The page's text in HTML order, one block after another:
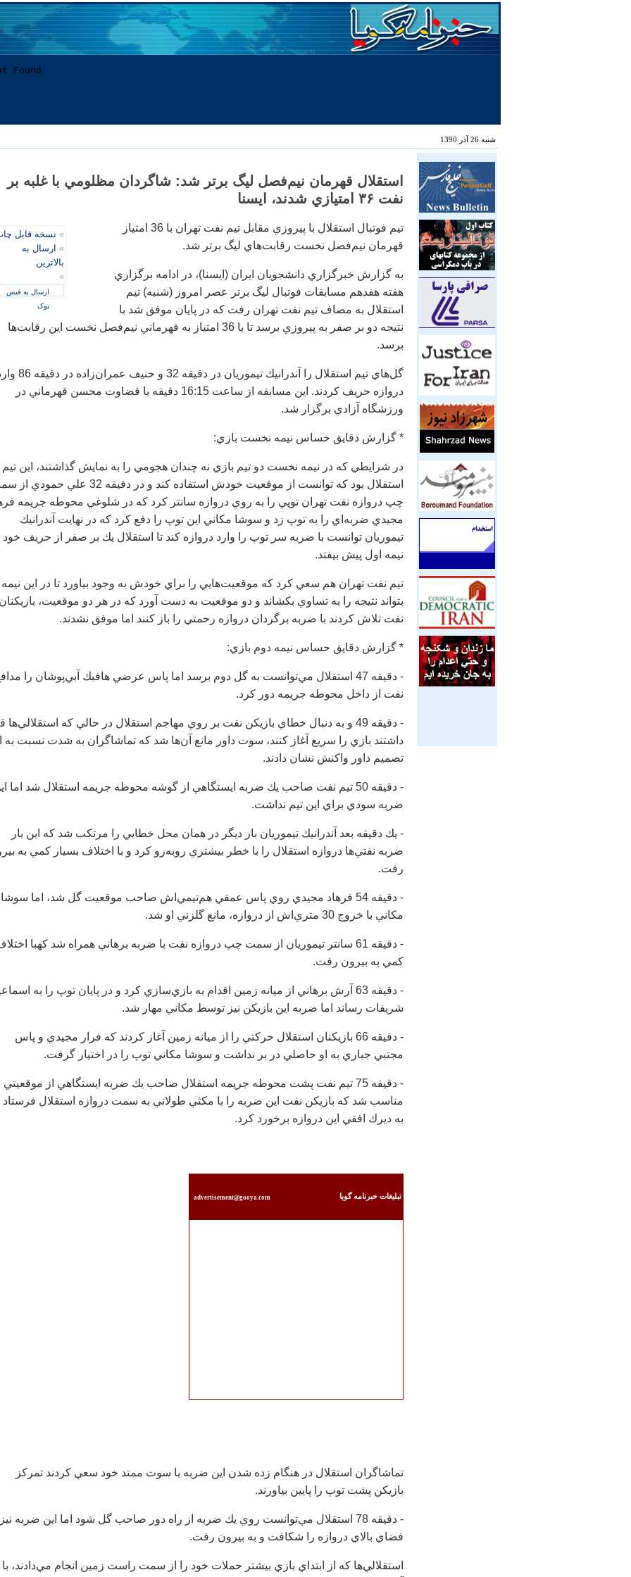
شنبه 26 آذر 1390
استقلال قهرمان نيم‌فصل ليگ برتر شد: شاگردان مظلومي با غلبه بر
نفت ۳۶ امتيازي شدند، ایسنا
» نسخه قابل
» ارسال به
بالاترین
»
ارسال به فیس
بوک
تيم فوتبال استقلال با پيروزي مقابل تيم نفت تهران با 36 امتياز
قهرمان نيم‌فصل نخست رقابت‌هاي ليگ برتر شد.
به گزارش خبرگزاري دانشجويان ايران (ايسنا)، در ادامه برگزاري
هفته هفدهم مسابقات فوتبال ليگ برتر عصر امروز (شنبه) تيم
استقلال به مصاف تيم نفت تهران رفت كه در پايان موفق شد با
نتيجه دو بر صفر به پيروزي برسد تا با 36 امتياز به قهرماني نيم‌فصل نخست اين رقابت‌ها
برسد.
‌گل‌هاي تيم استقلال را آندرانيك تيموريان در دقيقه 32 و حنيف
دروازه حريف كردند. اين مسابقه از ساعت 16:15 دقيقه با قضاوت محسن قهرماني در
ورزشگاه آزادي برگزار شد.
* گزارش دقايق حساس نيمه نخست بازي:
در شرايطي كه در نيمه نخست دو تيم بازي نه چندان هجومي را به نمايش گذاشتند، اين تيم
استقلال بود كه توانست از موقعيت خودش استفاده كند و در دقيقه 32 علي
چپ دروازه نفت تهران توپي را به روي دروازه سانتر كرد كه در شلوغي محوطه جريمه
مجيدي ضربه‌اي را به توپ زد و سوشا مكاني اين توپ را دفع كرد كه در نهايت آندرانيك
تيموريان توانست با ضربه سر توپ را وارد دروازه كند تا استقلال يك بر صفر از حريف خود
نيمه اول پيش بيفتد.
تيم نفت تهران هم سعي كرد كه موقعيت‌هايي را براي خودش به وجود بياورد تا در اين نيمه
بتواند نتيجه را به تساوي بكشاند و دو موقعيت به دست آورد كه در هر دو موقعيت،
نفت تلاش كردند با ضربه برگردان دروازه رحمتي را باز كنند اما موفق نشدند.
* گزارش دقايق حساس نيمه دوم بازي:
- دقيقه 47 استقلال مي‌توانست به گل دوم برسد اما پاس عرضي هافبك آبي‌پوشان را
نفت از داخل محوطه جريمه دور كرد.
- دقيقه 49 و به دنبال خطاي بازيكن نفت بر روي مهاجم استقلال در حالي كه
داشتند بازي را سريع آغاز كنند، سوت داور مانع آن‌ها شد كه تماشاگران به شدت نسبت به
تصميم داور واكنش نشان دادند.
- دقيقه 50 تيم نفت صاحب يك ضربه ايستگاهي از گوشه محوطه جريمه استقلال شد اما
ضربه سودي براي اين تيم نداشت.
- يك دقيقه بعد آندرانيك تيموريان بار ديگر در همان محل خطايي را مرتكب شد كه اين بار
ضربه نفتي‌ها دروازه استقلال را با خطر بيشتري روبه‌رو كرد و با اختلاف بسيار كمي به
رفت.
- دقيقه 54 فرهاد مجيدي روي پاس عمقي هم‌تيمي‌اش صاحب موقعيت گل شد، اما سوشا
مكاني با خروج 30 متري‌اش از دروازه، مانع گلزني او شد.
- دقيقه 61 سانتر تيموريان از سمت چپ دروازه نفت با ضربه برهاني همراه شد كهبا
كمي به بيرون رفت.
- دقيقه 63 آرش برهاني از ميانه زمين اقدام به بازي‌سازي كرد و در پايان توپ را به
شريفات رساند اما ضربه اين بازيكن نيز توسط مكاني مهار شد.
- دقيقه 66 بازيكنان استقلال حركتي را از ميانه زمين آغاز كردند كه فرار مجيدي و پاس
مجتبي جباري به او حاصلي در بر نداشت و سوشا مكاني توپ را در اختيار گرفت.
- دقيقه 75 تيم نفت پشت محوطه جريمه استقلال صاحب يك ضربه ايستگاهي از موقعيتي
مناسب شد كه بازيكن نفت اين ضربه را با مكثي طولاني به سمت دروازه استقلال فرستاد
به ديرك افقي اين دروازه برخورد كرد.
تبليغات خبرنامه گويا advertisement@gooya.com
تماشاگران استقلال در هنگام زده شدن اين ضربه با سوت ممتد خود سعي كردند تمركز
بازيكن پشت توپ را پايين بياورند.
- دقيقه 78 استقلال مي‌توانست روي يك ضربه از راه دور صاحب گل شود اما اين ضربه نيز
فضاي بالاي دروازه را شكافت و به بيرون رفت.
استقلالي‌ها كه از ابتداي بازي بيشتر حملات خود را از سمت راست زمين انجام مي‌دادند، با